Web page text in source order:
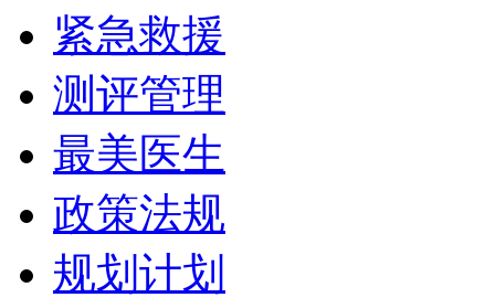
紧急救援
测评管理
最美医生
政策法规
规划计划